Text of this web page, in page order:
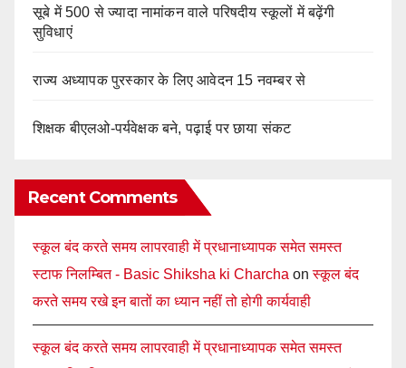
सूबे में 500 से ज्यादा नामांकन वाले परिषदीय स्कूलों में बढ़ेंगी
सुविधाएं
राज्य अध्यापक पुरस्कार के लिए आवेदन 15 नवम्बर से
शिक्षक बीएलओ-पर्यवेक्षक बने, पढ़ाई पर छाया संकट
Recent Comments
स्कूल बंद करते समय लापरवाही में प्रधानाध्यापक समेत समस्त
स्टाफ निलम्बित - Basic Shiksha ki Charcha onस्कूल बंद
करते समय रखे इन बातों का ध्यान नहीं तो होगी कार्यवाही
स्कूल बंद करते समय लापरवाही में प्रधानाध्यापक समेत समस्त